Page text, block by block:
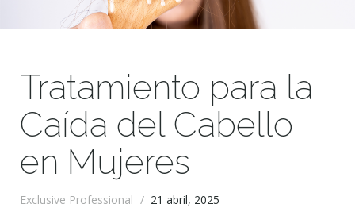
Tratamiento para la
Caída del Cabello
en Mujeres
Exclusive Professional / 21 abril, 2025